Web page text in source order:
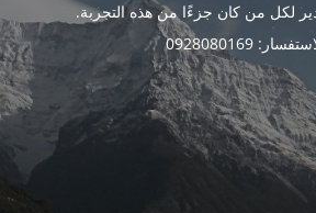
لكل من كان جزءًا من هذه التجربة.
0928080169